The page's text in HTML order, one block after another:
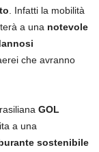
. Infatti la mobilità
a una notevole
che avranno
GOL
a una
sostenibile